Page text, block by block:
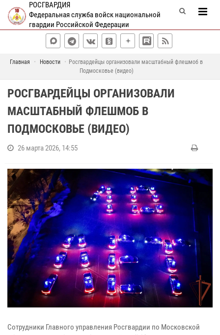
РОСГВАРДИЯ
Федеральная служба войск национальной
гвардии Российской Федерации
Главная Новости
Росгвардейцы организовали масштабный флешмоб в
Подмосковье (видео)
РОСГВАРДЕЙЦЫ ОРГАНИЗОВАЛИ
МАСШТАБНЫЙ ФЛЕШМОБ В
ПОДМОСКОВЬЕ (ВИДЕО)
26 марта 2026, 14:55
Сотрудники Главного управления Росгвардии по Московской